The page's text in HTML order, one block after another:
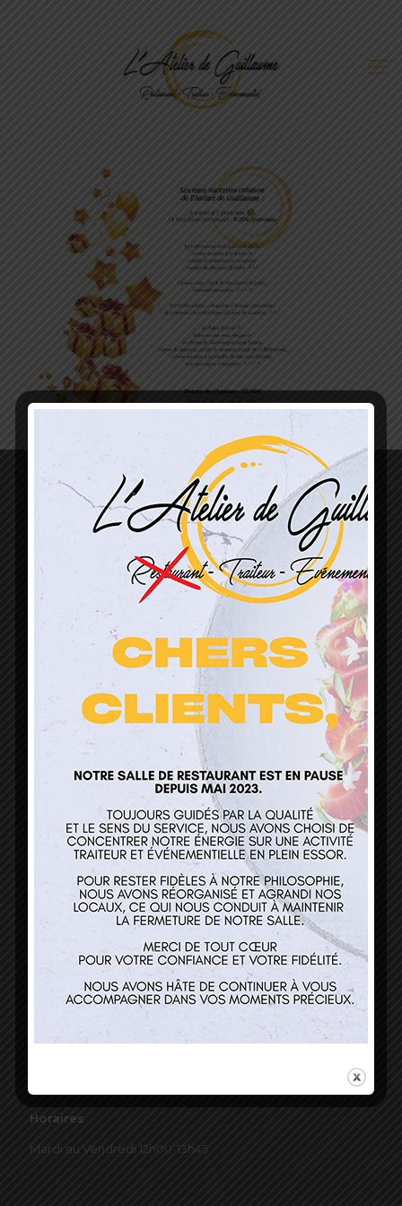
L’Atelier de Guillaume
1 Lieu Dit Sur Les Prés
68160 Sainte Marie Aux Mines
contact@atelierdeguillaume.fr
Nos services
Restaurant
Contact
Horaires
Mardi au Vendredi 12h00-13h45